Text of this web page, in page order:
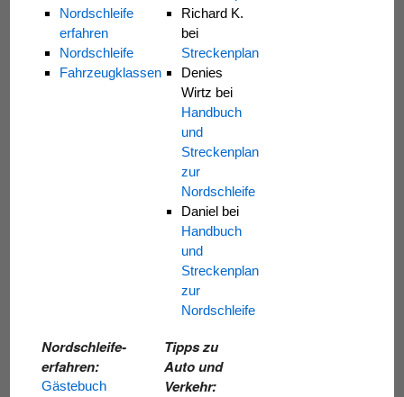
Nordschleife
erfahren
Nordschleife
Fahrzeugklassen
Richard K.
bei
Streckenplan
Denies
Wirtz bei
Handbuch
und
Streckenplan
zur
Nordschleife
Daniel bei
Handbuch
und
Streckenplan
zur
Nordschleife
Nordschleife-
erfahren:
Gästebuch
Tipps zu
Auto und
Verkehr: